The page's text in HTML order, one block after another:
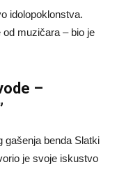
idolopoklonstva.
muzičara – bio je
–
gašenja benda Slatki
je svoje iskustvo